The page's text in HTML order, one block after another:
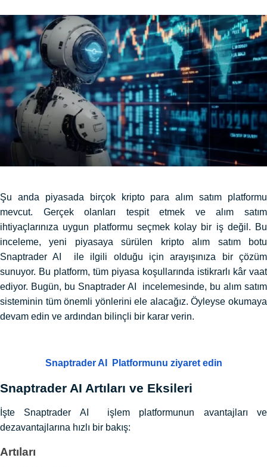
Şu anda piyasada birçok kripto para alım satım platformu
mevcut. Gerçek olanları tespit etmek ve alım satım
ihtiyaçlarınıza uygun platformu seçmek kolay bir iş değil. Bu
inceleme, yeni piyasaya sürülen kripto alım satım botu
Snaptrader AI ile ilgili olduğu için arayışınıza bir çözüm
sunuyor. Bu platform, tüm piyasa koşullarında istikrarlı kâr vaat
ediyor. Bugün, bu Snaptrader AI incelemesinde, bu alım satım
sisteminin tüm önemli yönlerini ele alacağız. Öyleyse okumaya
devam edin ve ardından bilinçli bir karar verin.
Snaptrader AI Platformunu ziyaret edin
Snaptrader AI Artıları ve Eksileri
İşte Snaptrader AI işlem platformunun avantajları ve
dezavantajlarına hızlı bir bakış:
Artıları